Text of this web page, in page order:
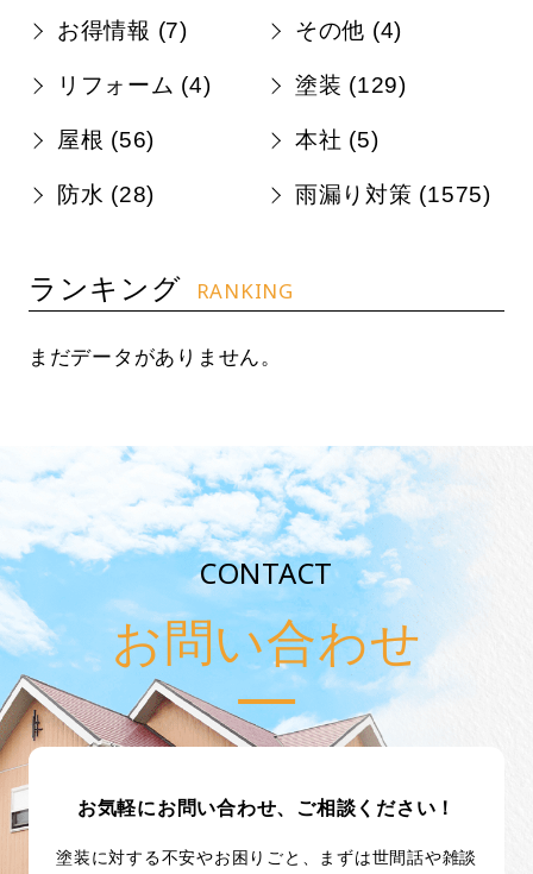
お得情報 (7) その他 (4)
リフォーム (4) 塗装 (129)
屋根 (56) 本社 (5)
防水 (28) 雨漏り対策 (1575)
ランキング RANKING
まだデータがありません。
CONTACT
お問い合わせ
お気軽にお問い合わせ、ご相談ください！
塗装に対する不安やお困りごと、まずは世間話や雑談